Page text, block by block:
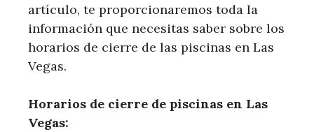
artículo, te ‌proporcionaremos⁤ toda la
información que necesitas saber sobre los
horarios​ de cierre de las piscinas en Las‍
Vegas.
Horarios de cierre de piscinas en Las
Vegas: